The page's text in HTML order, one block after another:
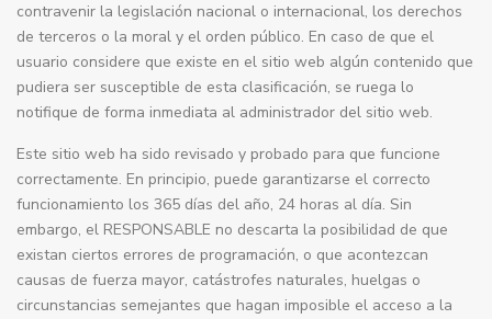
contravenir la legislación nacional o internacional, los derechos
de terceros o la moral y el orden público. En caso de que el
usuario considere que existe en el sitio web algún contenido que
pudiera ser susceptible de esta clasificación, se ruega lo
notifique de forma inmediata al administrador del sitio web.
Este sitio web ha sido revisado y probado para que funcione
correctamente. En principio, puede garantizarse el correcto
funcionamiento los 365 días del año, 24 horas al día. Sin
embargo, el RESPONSABLE no descarta la posibilidad de que
existan ciertos errores de programación, o que acontezcan
causas de fuerza mayor, catástrofes naturales, huelgas o
circunstancias semejantes que hagan imposible el acceso a la